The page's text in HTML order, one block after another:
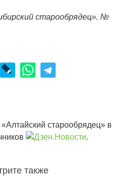
старообрядец». №
старообрядец» в
.
также